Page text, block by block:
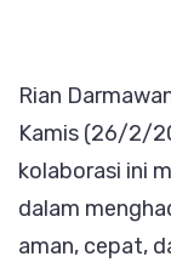
Rian
Kamis (26/2/
kolaborasi ini
dalam
aman, cepat,